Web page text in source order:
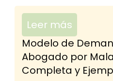
Leer más
Modelo de
Abogado por
Completa y